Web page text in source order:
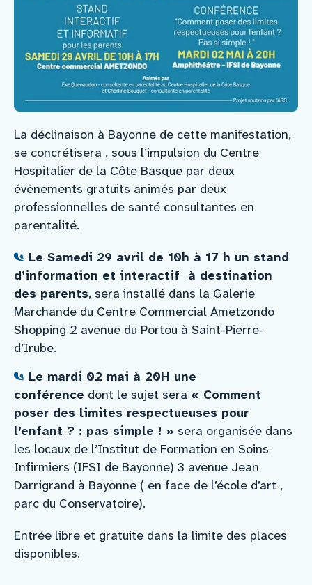
La déclinaison à Bayonne de cette manifestation,
se concrétisera , sous l’impulsion du Centre
Hospitalier de la Côte Basque par deux
évènements gratuits animés par deux
professionnelles de santé consultantes en
parentalité.
Le Samedi 29 avril de 10h à 17 h un stand
d’information et interactif à destination
des parents, sera installé dans la Galerie
Marchande du Centre Commercial Ametzondo
Shopping 2 avenue du Portou à Saint-Pierre-
d’Irube.
Le mardi 02 mai à 20H une
conférence dont le sujet sera « Comment
poser des limites respectueuses pour
l’enfant ? : pas simple ! » sera organisée dans
les locaux de l’Institut de Formation en Soins
Infirmiers (IFSI de Bayonne) 3 avenue Jean
Darrigrand à Bayonne ( en face de l’école d’art ,
parc du Conservatoire).
Entrée libre et gratuite dans la limite des places
disponibles.